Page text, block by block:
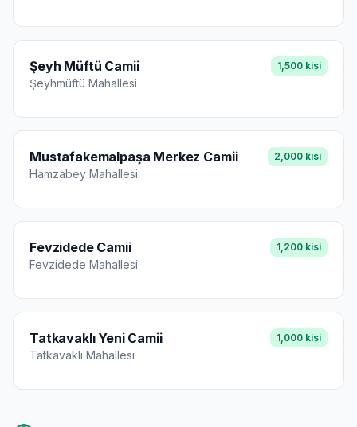
Şeyh Müftü Camii
Şeyhmüftü Mahallesi
1,500 kisi
Mustafakemalpaşa Merkez Camii
Hamzabey Mahallesi
2,000 kisi
Fevzidede Camii
Fevzidede Mahallesi
1,200 kisi
Tatkavaklı Yeni Camii
Tatkavaklı Mahallesi
1,000 kisi